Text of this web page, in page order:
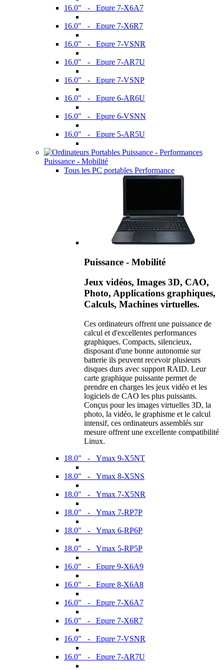
16.0" - Epure 7-X6A7
16.0" - Epure 7-X6R7
16.0" - Epure 7-VSNR
16.0" - Epure 7-AR7U
16.0" - Epure 7-VSNP
16.0" - Epure 6-AR6U
16.0" - Epure 6-VSNN
16.0" - Epure 5-AR5U
Puissance - Mobilité
Tous les PC portables Performance
Puissance - Mobilité
Jeux vidéos, Images 3D, CAO,
Photo, Applications graphiques,
Calculs, Machines virtuelles.
Ces ordinateurs offrent une puissance de
calcul et d'excellentes performances
graphiques. Compacts, silencieux,
disposant d'une bonne autonomie sur
batterie ils peuvent recevoir plusieurs
disques durs avec support RAID. Leur
carte graphique puissante permet de
prendre en charges les jeux vidéo et les
logiciels de CAO les plus puissants.
Conçus pour les images virtuelles 3D, la
photo, la vidéo, le graphisme et le calcul
intensif, ces ordinateurs assemblés sur
mesure offrent une excellente compatibilité
Linux.
18.0" - Ymax 9-X5NT
18.0" - Ymax 8-X5NS
18.0" - Ymax 7-X5NR
18.0" - Ymax 7-RP7P
18.0" - Ymax 6-RP6P
18.0" - Ymax 5-RP5P
16.0" - Epure 9-X6A9
16.0" - Epure 8-X6A8
16.0" - Epure 7-X6A7
16.0" - Epure 7-X6R7
16.0" - Epure 7-VSNR
16.0" - Epure 7-AR7U